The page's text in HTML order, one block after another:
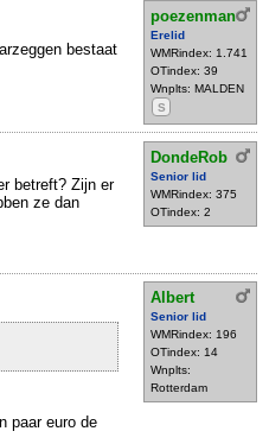
poezenman
Erelid
WMRindex: 1.741
OTindex: 39
Wnplts: MALDEN
S
bestaat
DondeRob
Senior lid
WMRindex: 375
OTindex: 2
betreft? Zijn er
ze dan
Albert
Senior lid
WMRindex: 196
OTindex: 14
Wnplts:
Rotterdam
paar euro de